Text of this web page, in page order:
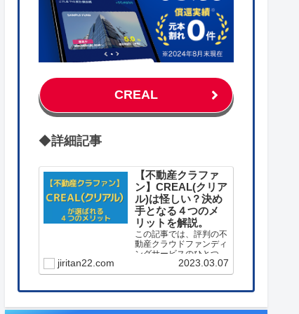
CREAL
◆詳細記事
【不動産クラファ
ン】CREAL(クリア
ル)は怪しい？決め
手となる４つのメ
リットを解説。
この記事では、評判の不
動産クラウドファンディ
ングサービスのひとつ
【CREAL(クリアル)】に
投資する決め手となった
ています。
jiritan22.com 2023.03.07